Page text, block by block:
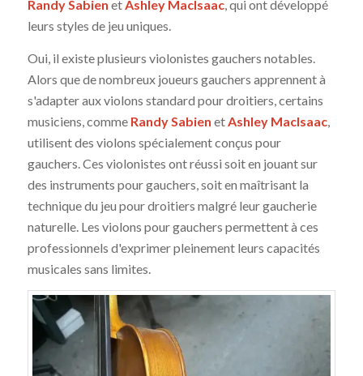
Randy Sabien etAshley MacIsaac, qui ont développé
leurs styles de jeu uniques.
Oui, il existe plusieurs violonistes gauchers notables.
Alors que de nombreux joueurs gauchers apprennent à
s'adapter aux violons standard pour droitiers, certains
musiciens, comme Randy Sabien et Ashley MacIsaac,
utilisent des violons spécialement conçus pour
gauchers. Ces violonistes ont réussi soit en jouant sur
des instruments pour gauchers, soit en maîtrisant la
technique du jeu pour droitiers malgré leur gaucherie
naturelle. Les violons pour gauchers permettent à ces
professionnels d'exprimer pleinement leurs capacités
musicales sans limites.